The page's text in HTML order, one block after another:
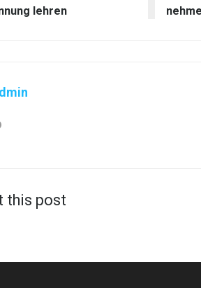
lehren
this post